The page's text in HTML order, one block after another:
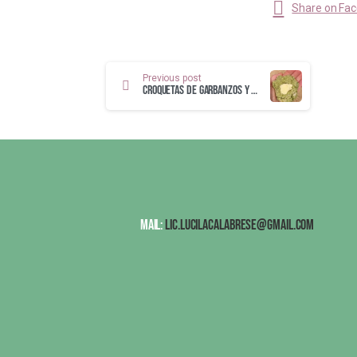
Share on
Previous post
Croquetas de garbanzos y espinaca rellenas
Mail: lic.lucilacalabrese@gmail.com